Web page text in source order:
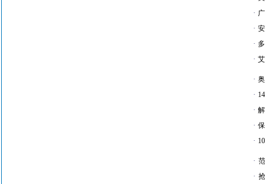
·
·
·
·
·
·
·
·
·
·
·